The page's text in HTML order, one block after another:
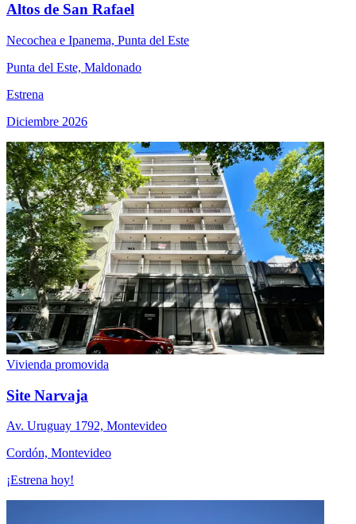
Altos de San Rafael
Necochea e Ipanema, Punta del Este
Punta del Este, Maldonado
Estrena
Diciembre 2026
Vivienda promovida
Site Narvaja
Av. Uruguay 1792, Montevideo
Cordón, Montevideo
¡Estrena hoy!